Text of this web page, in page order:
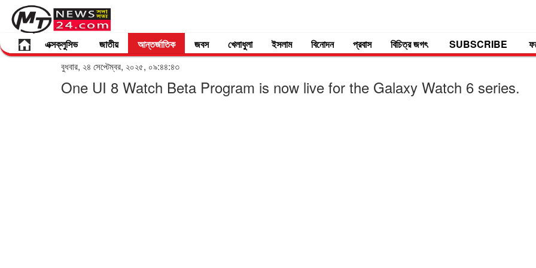
এক্সক্লুসিভ জাতীয় আন্তর্জাতিক জবস খেলাধুলা ইসলাম বিনোদন প্রবাস বিচিত্র জগৎ SUBSCRIBE
বুধবার, ২৪ সেপ্টেম্বর, ২০২৫, ০৯:৪৪:৪৩
One UI 8 Watch Beta Program is now live for the Galaxy Watch 6 series.